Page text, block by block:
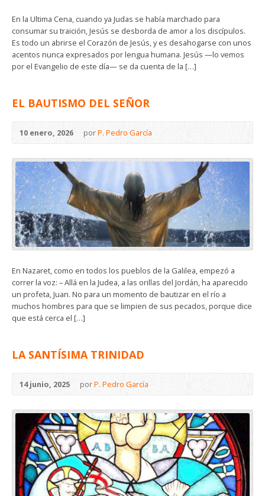
En la Ultima Cena, cuando ya Judas se había marchado para
consumar su traición, Jesús se desborda de amor a los discípulos.
Es todo un abrirse el Corazón de Jesús, y es desahogarse con unos
acentos nunca expresados por lengua humana. Jesús —lo vemos
por el Evangelio de este día— se da cuenta de la […]
EL BAUTISMO DEL SEÑOR
10 enero, 2026 porP. Pedro García
En Nazaret, como en todos los pueblos de la Galilea, empezó a
correr la voz: – Allá en la Judea, a las orillas del Jordán, ha aparecido
un profeta, Juan. No para un momento de bautizar en el río a
muchos hombres para que se limpien de sus pecados, porque dice
que está cerca el […]
LA SANTÍSIMA TRINIDAD
14 junio, 2025 porP. Pedro García